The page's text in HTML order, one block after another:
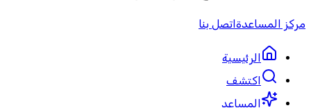
مركز المساعدةاتصل بنا
الرئيسية
اكتشف
المساعد